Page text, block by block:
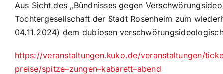
Aus Sicht des „Bündnisses gegen
Tochtergesellschaft der Stadt Rosenheim zum
04.11.2024) dem dubiosen
https://veranstaltungen.kuko.de/veranstaltungen/tick
preise/spitze–zungen–kabarett–abend